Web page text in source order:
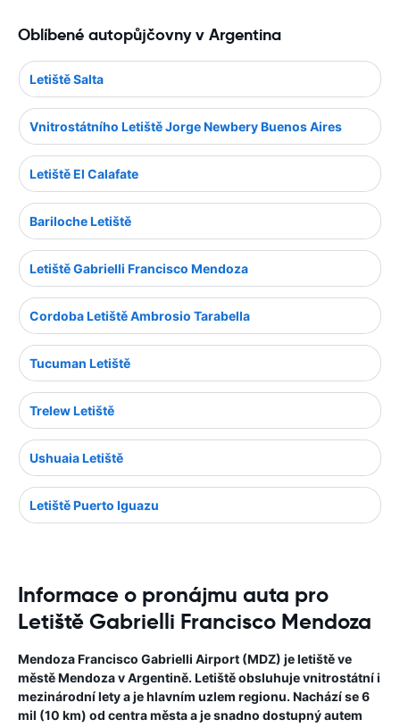
Oblíbené autopůjčovny v Argentina
Letiště Salta
Vnitrostátního Letiště Jorge Newbery Buenos Aires
Letiště El Calafate
Bariloche Letiště
Letiště Gabrielli Francisco Mendoza
Cordoba Letiště Ambrosio Tarabella
Tucuman Letiště
Trelew Letiště
Ushuaia Letiště
Letiště Puerto Iguazu
Informace o pronájmu auta pro
Letiště Gabrielli Francisco Mendoza
Mendoza Francisco Gabrielli Airport (MDZ) je letiště ve
městě Mendoza v Argentině. Letiště obsluhuje vnitrostátní i
mezinárodní lety a je hlavním uzlem regionu. Nachází se 6
mil (10 km) od centra města a je snadno dostupný autem